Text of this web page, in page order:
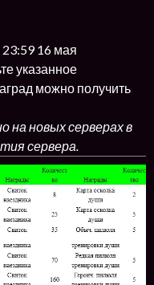
23:59 16 мая
указанное
можно получить
на новых серверах в
сервера.